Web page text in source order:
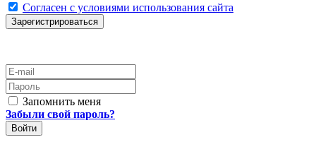
Согласен с условиями использования сайта
E-mail
Пароль
Запомнить меня
Забыли свой пароль?